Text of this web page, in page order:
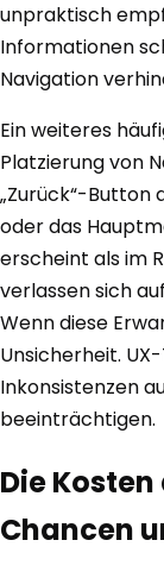
unpraktisch
Informationen
Navigation
Ein weiteres
Platzierung von
„Zurück“-Button
oder das
erscheint als im
verlassen sich
Wenn diese
Unsicherheit.
Inkonsistenzen
beeinträchtigen.
Die
Chancen